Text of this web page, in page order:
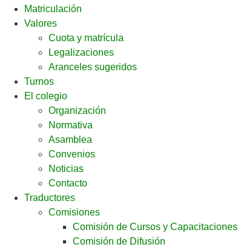
Matriculación
Valores
Cuota y matrícula
Legalizaciones
Aranceles sugeridos
Turnos
El colegio
Organización
Normativa
Asamblea
Convenios
Noticias
Contacto
Traductores
Comisiones
Comisión de Cursos y Capacitaciones
Comisión de Difusión